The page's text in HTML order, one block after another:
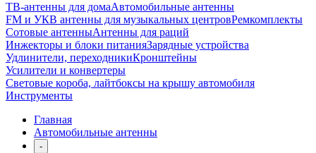
ТВ-антенны для домаАвтомобильные антенны
FM и УКВ антенны для музыкальных центровРемкомплекты
Сотовые антенныАнтенны для раций
Инжекторы и блоки питанияЗарядные устройства
Удлинители, переходникиКронштейны
Усилители и конвертеры
Световые короба, лайтбоксы на крышу автомобиля
Инструменты
Главная
Автомобильные антенны
-